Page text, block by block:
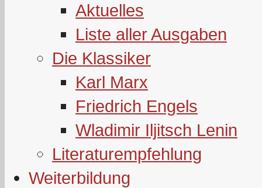
Aktuelles
Liste aller Ausgaben
Die Klassiker
Karl Marx
Friedrich Engels
Wladimir Iljitsch Lenin
Literaturempfehlung
Weiterbildung